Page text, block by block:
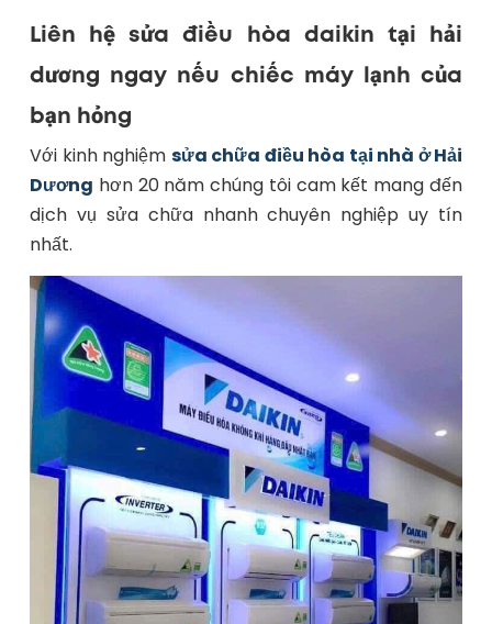
Liên hệ sửa điều hòa daikin tại hải
dương ngay nếu chiếc máy lạnh của
bạn hỏng
Với kinh nghiệm sửa chữa điều hòa tại nhà ở Hải
Dương hơn 20 năm chúng tôi cam kết mang đến
dịch vụ sửa chữa nhanh chuyên nghiệp uy tín
nhất.